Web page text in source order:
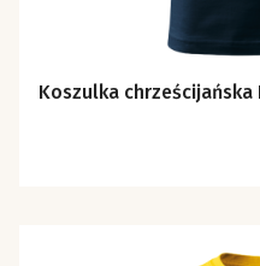
Koszulka